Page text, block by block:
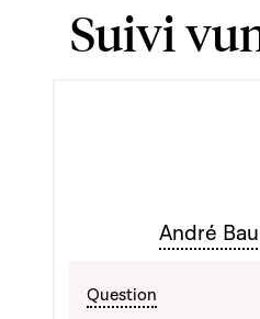
Suivi
André
Question